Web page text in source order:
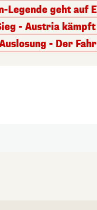
Legende geht auf
- Austria
- Der